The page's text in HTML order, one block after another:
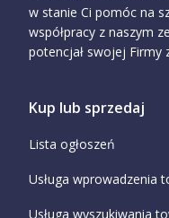
w stanie Ci pomóc na
współpracy z naszym
potencjał swojej Firmy
Kup lub sprzedaj
Lista ogłoszeń
Usługa wprowadzenia
Usługa wyszukiwania